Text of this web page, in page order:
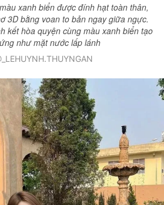
xanh biển được đính hạt toàn thân,
3D bằng voan to bản ngay giữa ngực.
kết hòa quyện cùng màu xanh biển tạo
như mặt nước lấp lánh